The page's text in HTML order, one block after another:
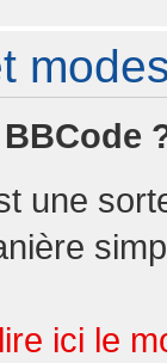
une
lire ici le